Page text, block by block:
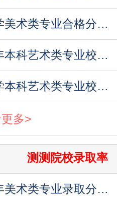
2013年武汉理工大学美术类专业合格分数线
武汉理工大学2012年本科艺术类专业校考合格线
2011年武汉理工大学本科艺术类专业校考合格线
多>
测测院校录取率
武汉理工大学2022年美术类专业录取分数线